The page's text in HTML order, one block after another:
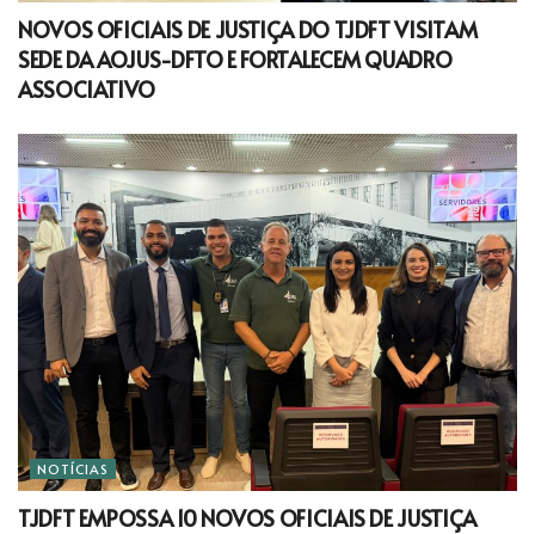
NOVOS OFICIAIS DE JUSTIÇA DO TJDFT VISITAM
SEDE DA AOJUS-DFTO E FORTALECEM QUADRO
ASSOCIATIVO
NOTÍCIAS
TJDFT EMPOSSA 10 NOVOS OFICIAIS DE JUSTIÇA